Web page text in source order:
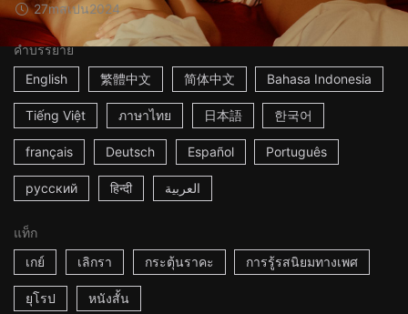
27mสเปน2024
คำบรรยาย
English
繁體中文 简体中文 Bahasa Indonesia
Tiếng Việt ภาษาไทย 日本語 한국어
français Deutsch Español Português
русский हिन्दी العربية
แท็ก
เกย์
เลิกรา กระตุ้นราคะ การรู้รสนิยมทางเพศ
ยุโรป หนังสั้น